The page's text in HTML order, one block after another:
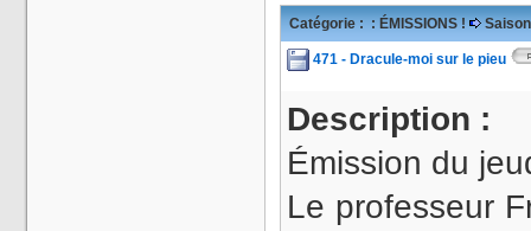
Catégorie : : ÉMISSIONS !
471 - Dracule-moi sur le pieu
Description :
Émission du
Le professeur